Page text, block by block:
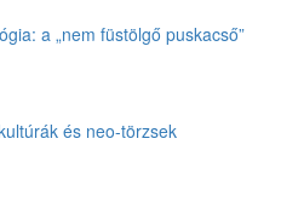
a „nem füstölgő puskacső”
és neo-törzsek